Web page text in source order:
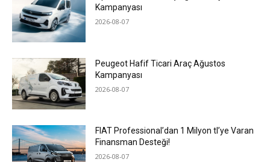
Kampanyası
2026-08-07
Peugeot Hafif Ticari Araç Ağustos
Kampanyası
2026-08-07
FIAT Professional’dan 1 Milyon tl’ye Varan
Finansman Desteği!
2026-08-07